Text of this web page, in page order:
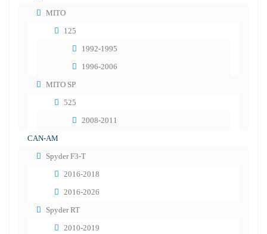
MITO
125
1992-1995
1996-2006
MITO SP
525
2008-2011
CAN-AM
Spyder F3-T
2016-2018
2016-2026
Spyder RT
2010-2019